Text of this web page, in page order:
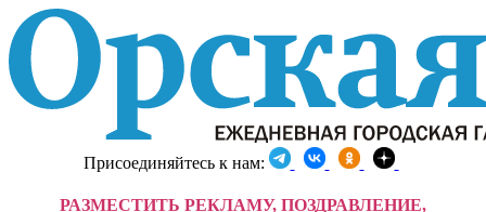
Присоединяйтесь к нам:
РАЗМЕСТИТЬ РЕКЛАМУ, ПОЗДРАВЛЕНИЕ,